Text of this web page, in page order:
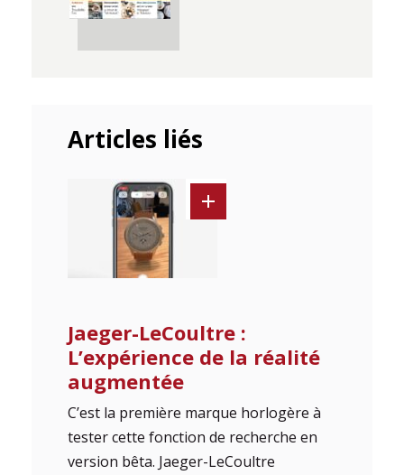
Articles liés
Jaeger-LeCoultre :
L’expérience de la réalité
augmentée
C’est la première marque horlogère à
tester cette fonction de recherche en
version bêta. Jaeger-LeCoultre